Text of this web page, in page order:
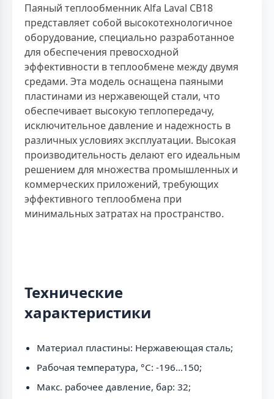
Паяный теплообменник Alfa Laval CB18
представляет собой высокотехнологичное
оборудование, специально разработанное
для обеспечения превосходной
эффективности в теплообмене между двумя
средами. Эта модель оснащена паяными
пластинами из нержавеющей стали, что
обеспечивает высокую теплопередачу,
исключительное давление и надежность в
различных условиях эксплуатации. Высокая
производительность делают его идеальным
решением для множества промышленных и
коммерческих приложений, требующих
эффективного теплообмена при
минимальных затратах на пространство.
Технические
характеристики
Материал пластины: Нержавеющая сталь;
Рабочая температура, °C: -196...150;
Макс. рабочее давление, бар: 32;